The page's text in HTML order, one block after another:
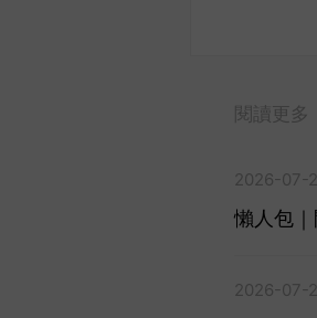
閱讀更多
2026-07-
懶人包
2026-07-